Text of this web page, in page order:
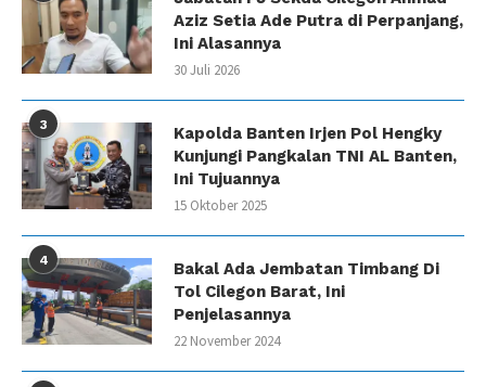
Aziz Setia Ade Putra di Perpanjang,
Ini Alasannya
30 Juli 2026
3
Kapolda Banten Irjen Pol Hengky
Kunjungi Pangkalan TNI AL Banten,
Ini Tujuannya
15 Oktober 2025
4
Bakal Ada Jembatan Timbang Di
Tol Cilegon Barat, Ini
Penjelasannya
22 November 2024